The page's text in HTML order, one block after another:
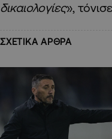
δικαιολογίες»,
ΣΧΕΤΙΚΑ ΑΡΘΡΑ